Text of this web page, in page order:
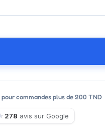
commandes plus de 200 TND
278 avis sur Google